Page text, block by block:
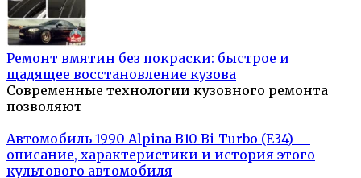
Ремонт вмятин без покраски: быстрое и
щадящее восстановление кузова
Современные технологии кузовного ремонта
позволяют
Автомобиль 1990 Alpina B10 Bi-Turbo (E34) —
описание, характеристики и история этого
культового автомобиля